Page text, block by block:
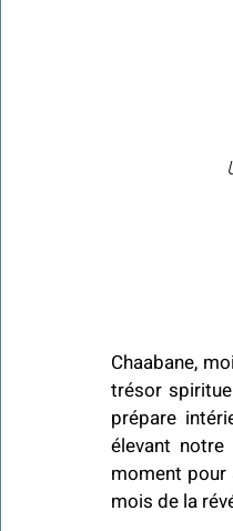
Chaabane,
trésor
prépare
élevant
moment
mois de la